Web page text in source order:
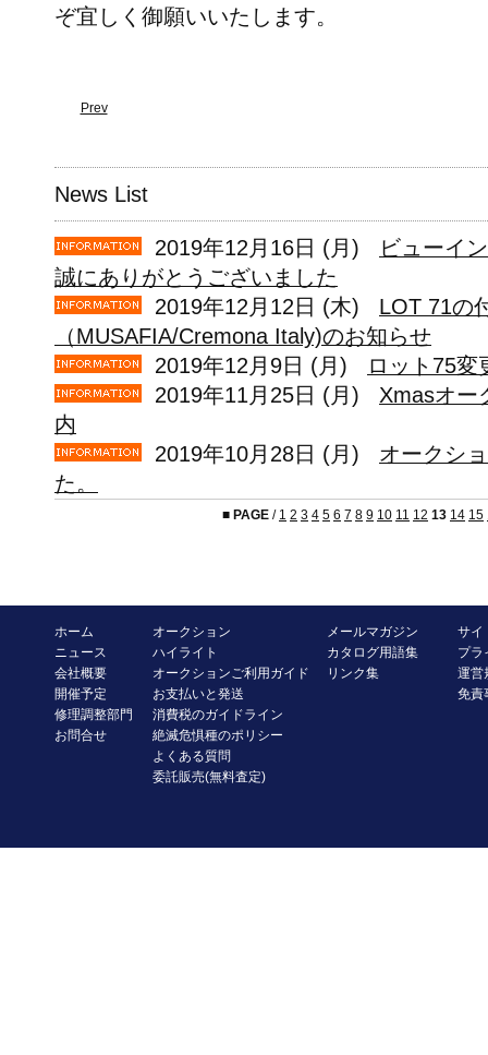
ぞ宜しく御願いいたします。
Prev
News List
2019年12月16日 (月)
ビューイ
誠にありがとうございました
2019年12月12日 (木) LOT 71の
（MUSAFIA/Cremona Italy)のお知らせ
2019年12月9日 (月)
ロット75変
2019年11月25日 (月) Xmasオー
内
2019年10月28日 (月) オークシ
た。
■ PAGE / 1 2 3 4 5 6 7 8 9 10 11 12 13 14 15
ホーム
ニュース
会社概要
開催予定
修理調整部門
お問合せ
オークション
ハイライト
オークションご利用ガイド
お支払いと発送
消費税のガイドライン
絶滅危惧種のポリシー
よくある質問
委託販売(無料査定)
メールマガジン
カタログ用語集
リンク集
サイ
プラ
運営
免責